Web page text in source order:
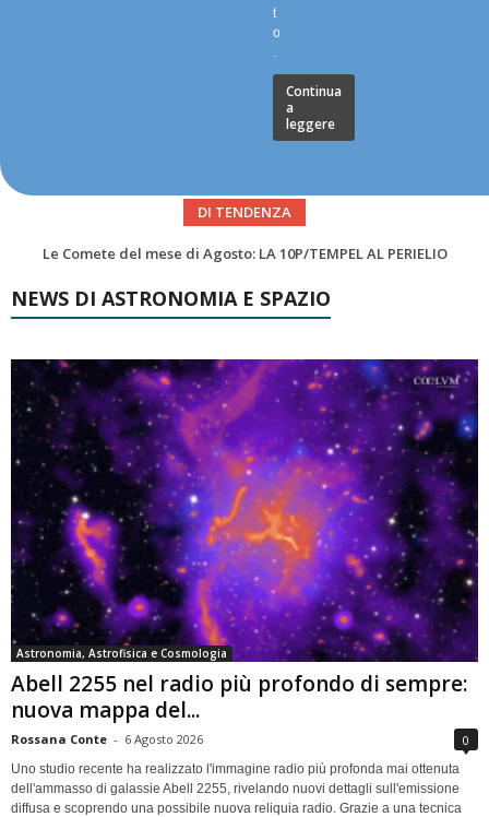
t
o
.
Continua
a
leggere
DI TENDENZA
Asteroidi del mese Agosto 2026
NEWS DI ASTRONOMIA E SPAZIO
Astronomia, Astrofisica e Cosmologia
Abell 2255 nel radio più profondo di sempre:
nuova mappa del...
Rossana Conte - 6 Agosto 2026 0
Uno studio recente ha realizzato l'immagine radio più profonda mai ottenuta
dell'ammasso di galassie Abell 2255, rivelando nuovi dettagli sull'emissione
diffusa e scoprendo una possibile nuova reliquia radio. Grazie a una tecnica